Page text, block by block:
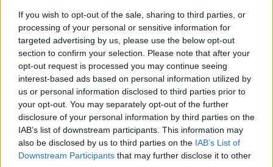
If you wish to opt-out of the sale, sharing to third parties, or
processing of your personal or sensitive information for
targeted advertising by us, please use the below opt-out
section to confirm your selection. Please note that after your
opt-out request is processed you may continue seeing
interest-based ads based on personal information utilized by
us or personal information disclosed to third parties prior to
your opt-out. You may separately opt-out of the further
disclosure of your personal information by third parties on the
IAB’s list of downstream participants. This information may
also be disclosed by us to third parties on the IAB’s List of
Downstream Participants that may further disclose it to other
Vuoi rimuovere le pubblicità nazionali?
Puoi abbonarti asoli € 1,10 al mese
cliccandoqui
Sei già abbonato?
Puoi effettuare l'accesso andando nella
sezioneLogindal menù del sito o
cliccandoqui